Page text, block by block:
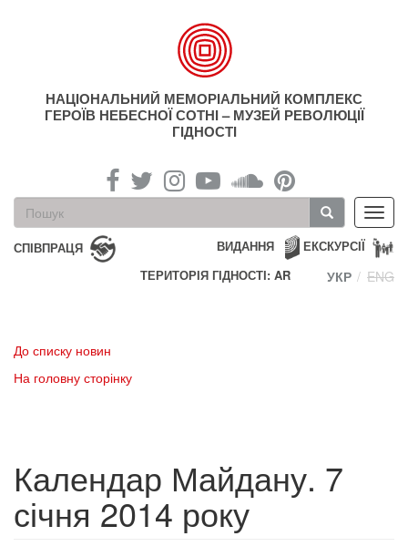
НАЦІОНАЛЬНИЙ МЕМОРІАЛЬНИЙ КОМПЛЕКС
ГЕРОЇВ НЕБЕСНОЇ СОТНІ – МУЗЕЙ РЕВОЛЮЦІЇ
ГІДНОСТІ
Пошукова
форма
Пошук
СПІВПРАЦЯ ЕКСКУРСІЇ
ВИДАННЯ
ТЕРИТОРІЯ ГІДНОСТІ: AR
УКР ENG
До списку новин
На головну сторінку
Календар Майдану. 7
січня 2014 року